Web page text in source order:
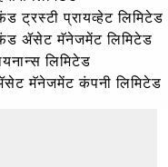
ट्रस्टी प्रायव्हेट लिमिटेड
ॲसेट मॅनेजमेंट लिमिटेड
लिमिटेड
मॅनेजमेंट कंपनी लिमिटेड